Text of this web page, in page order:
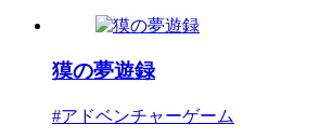
獏の夢遊録
#アドベンチャーゲーム